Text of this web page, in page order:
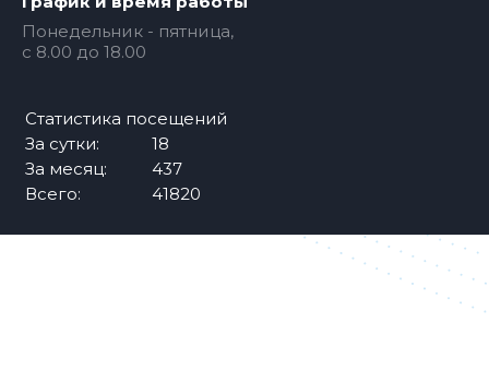
Понедельник - пятница,
c 8.00 до 18.00
Статистика посещений
За сутки:
18
За месяц:
437
Всего:
41820